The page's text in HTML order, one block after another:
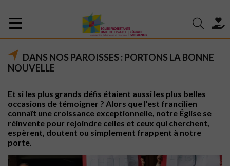
DANS NOS PAROISSES : PORTONS LA BONNE
NOUVELLE
Et si les plus grands défis étaient aussi les plus belles
occasions de témoigner ? Alors que l’est francilien
connaît une croissance exceptionnelle, notre Église se
réinvente pour rejoindre celles et ceux qui cherchent,
espèrent, doutent ou simplement frappent à notre
porte.